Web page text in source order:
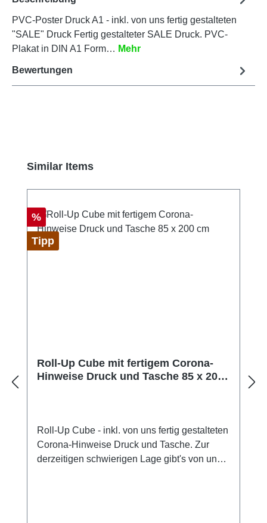
PVC-Poster Druck A1 - inkl. von uns fertig gestalteten
"SALE" Druck Fertig gestalteter SALE Druck. PVC-
Plakat in DIN A1 Form… Mehr
Bewertungen
Produktgalerie überspringen
Similar Items
Rabatt
%
Tipp
Roll-Up Cube mit fertigem Corona-
Hinweise Druck und Tasche 85 x 200
Roll-Up Cube - inkl. von uns fertig gestalteten
Corona-Hinweise Druck und Tasche. Zur
derzeitigen schwierigen Lage gibt's von uns